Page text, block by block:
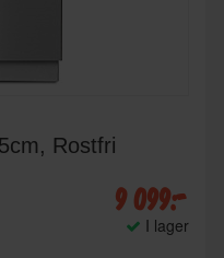
Rostfri
9 099:-
I lager